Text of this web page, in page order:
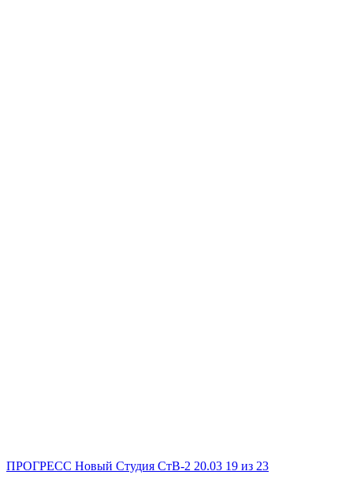
ПРОГРЕСС Новый Студия СтВ-2 20.03 19 из 23